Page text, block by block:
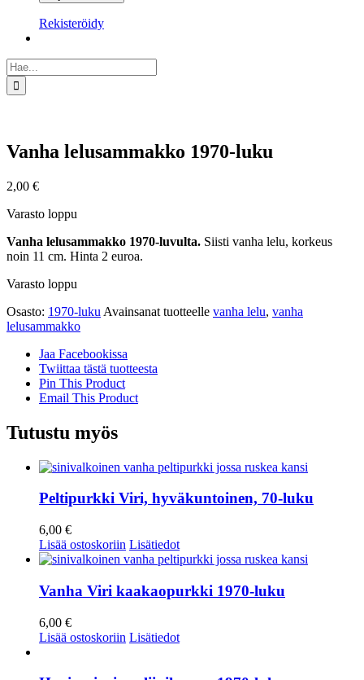
Rekisteröidy
Etsi
...
Vanha lelusammakko 1970-luku
2,00 €
Varasto loppu
Vanha lelusammakko 1970-luvulta. Siisti vanha lelu, korkeus
noin 11 cm. Hinta 2 euroa.
Varasto loppu
Osasto: 1970-luku Avainsanat tuotteelle vanha lelu, vanha
lelusammakko
Jaa Facebookissa
Twiittaa tästä tuotteesta
Pin This Product
Email This Product
Tutustu myös
Peltipurkki Viri, hyväkuntoinen, 70-luku
6,00 €
Lisää ostoskoriin Lisätiedot
Vanha Viri kaakaopurkki 1970-luku
6,00 €
Lisää ostoskoriin Lisätiedot